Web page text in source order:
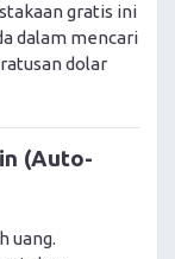
gratis ini
dalam mencari
dolar
(Auto-
uang.